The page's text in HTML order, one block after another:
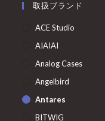
取扱ブランド
ACE Studio
AIAIAI
Analog Cases
Angelbird
Antares
BITWIG